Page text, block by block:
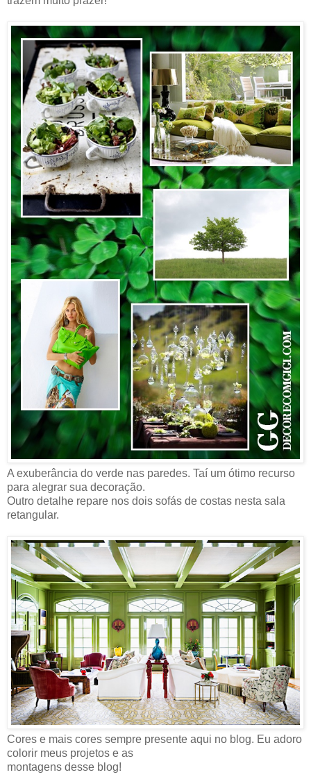
A exuberância do verde nas paredes. Taí um ótimo recurso
para alegrar sua decoração.
Outro detalhe repare nos dois sofás de costas nesta sala
retangular.
Cores e mais cores sempre presente aqui no blog. Eu adoro
colorir meus projetos e as
montagens desse blog!